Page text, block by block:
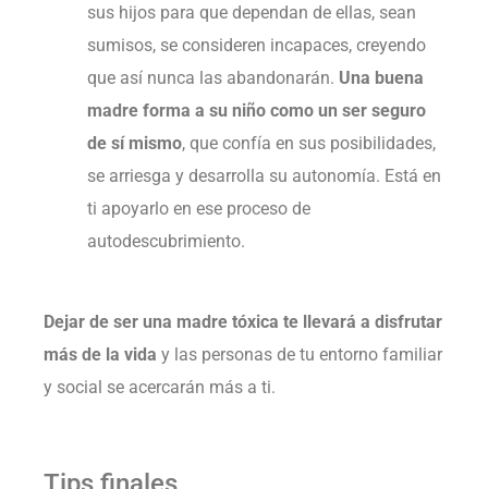
sus hijos para que dependan de ellas, sean
sumisos, se consideren incapaces, creyendo
que así nunca las abandonarán. Una buena
madre forma a su niño como un ser seguro
de sí mismo, que confía en sus posibilidades,
se arriesga y desarrolla su autonomía. Está en
ti apoyarlo en ese proceso de
autodescubrimiento.
Dejar de ser una madre tóxica te llevará a disfrutar
más de la vida y las personas de tu entorno familiar
y social se acercarán más a ti.